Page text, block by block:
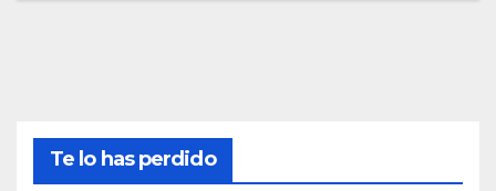
Te lo has perdido